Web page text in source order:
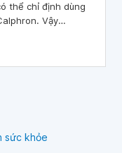
thể chỉ định dùng
Vậy
sức khỏe